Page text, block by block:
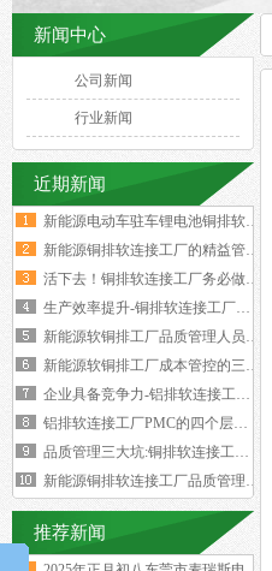
新闻中心
公司新闻
行业新闻
近期新闻
新能源电动车驻车锂电池铜排软连接技术要求与规范标准
新能源铜排软连接工厂的精益管理核心的四大减法
活下去！铜排软连接工厂务必做好两个大方向
生产效率提升-铜排软连接工厂必须掌握这四大核心数据
新能源软铜排工厂品质管理人员的困境与出路‌
新能源软铜排工厂成本管控的三个核心规律
企业具备竞争力-铝排软连接工厂厂长要有两大特质
铝排软连接工厂PMC的四个层级与经营利润的关系
品质管理三大坑:铜排软连接工厂破解质量困局的深层原因
新能源铜排软连接工厂品质管理人员必须坚守的六大观念
推荐新闻